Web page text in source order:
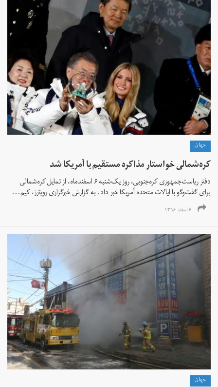
جهان
کره‌شمالی خواستار مذاکره مستقیم با آمریکا شد
دفتر ریاست‌جمهوری کره‌جنوبی، روز یک‌شنبه ۶ اسفندماه، از تمایل کره‌شمالی
برای گفت‌وگو با ایالات متحده آمریکا خبر داد. به گزارش خبرگزاری رویترز، کیم‌...
۶ اسفند ۱۳۹۶
جهان